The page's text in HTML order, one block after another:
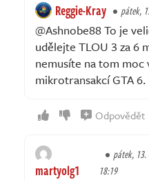
Reggie-Kray pátek,
@Ashnobe88 To je
udělejte TLOU 3 za 6
nemusíte na tom moc
mikrotransakcí GTA
Odpovědět
martyolg1
pátek, 13.
18:19